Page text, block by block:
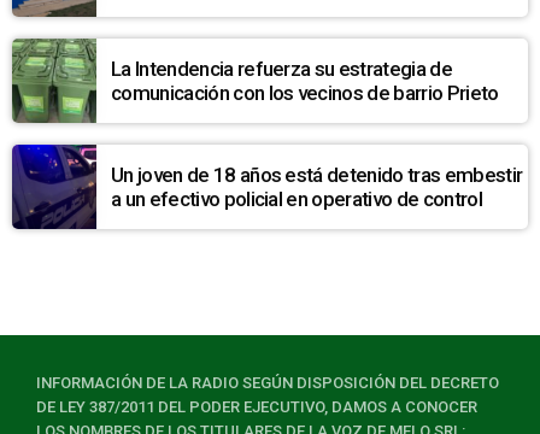
La Intendencia refuerza su estrategia de
comunicación con los vecinos de barrio Prieto
Un joven de 18 años está detenido tras embestir
a un efectivo policial en operativo de control
INFORMACIÓN DE LA RADIO SEGÚN DISPOSICIÓN DEL DECRETO
DE LEY 387/2011 DEL PODER EJECUTIVO, DAMOS A CONOCER